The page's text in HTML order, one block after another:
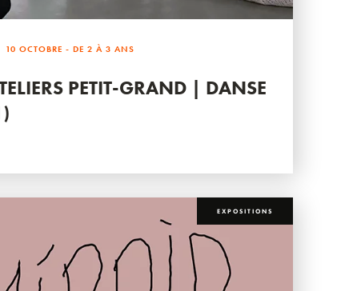
10 OCTOBRE - DE 2 À 3 ANS
PETIT-GRAND | DANSE
EXPOSITIONS